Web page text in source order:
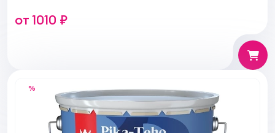
от 1010 ₽
%